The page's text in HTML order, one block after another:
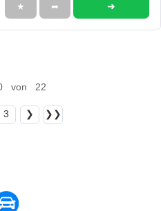
★ ➦ ➜
von 22
3 ❯ ❯❯